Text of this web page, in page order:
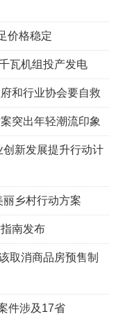
价格稳定
瓦机组投产发电
和行业协会要自救
突出年轻潮流印象
新发展提升行动计
乡村行动方案
南发布
取消商品房预售制
件涉及17省